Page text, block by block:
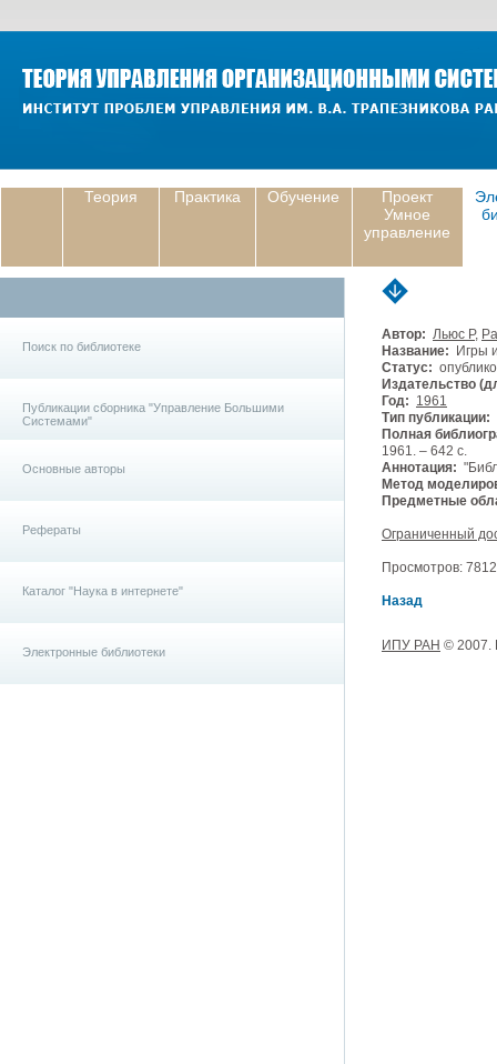
Теория Практика Обучение
Проект
Умное
управление
Поиск по библиотеке
Публикации сборника "Управление Большими
Системами"
Основные авторы
Рефераты
Каталог "Наука в интернете"
Электронные библиотеки
Автор: Льюс Р,
Название: Игры
Статус:
Издательство
Год: 1961
Тип публикации:
Полная
1961. – 642 с.
Аннотация:
Метод
Предметные
Ограниченный
Просмотров:
Назад
ИПУ РАН © 2007.